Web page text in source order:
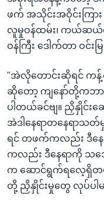
ဖက် အသိုင်းအဝိုင်းကြာ
လူမှုဝန်ထမ်း၊ ကယ်ဆယ်ရ
ဝန်ကြီး ဒေါက်တာ ဝင်
"အဲလိုတောင်းဆိုရင် ကန့်
ဆိုတော့ ကျနော်တို့ကဘ
ပါတယ်ခင်ဗျ။ ညှိနှိုင်း
အဲဒါနေရာတနေရာသ
ရင် တဖက်ကလည်း ဒီန
ကလည်း ဒီနေရာကို သဘ
က ဆောင်ရွက်ရလေ့ရှိတယ်
တို့ ညှိနှိုင်းမှုတွေ လုပ်ပါ